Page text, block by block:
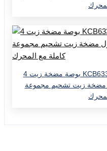
4 بوصة مضخة زيت KCB633 مضخة التروس الكهربائية مضخة
مضخة زيت تشحيم مجموعة